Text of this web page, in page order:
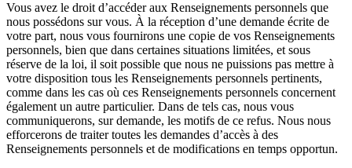
Vous avez le droit d’accéder aux Renseignements personnels que
nous possédons sur vous. À la réception d’une demande écrite de
votre part, nous vous fournirons une copie de vos Renseignements
personnels, bien que dans certaines situations limitées, et sous
réserve de la loi, il soit possible que nous ne puissions pas mettre à
votre disposition tous les Renseignements personnels pertinents,
comme dans les cas où ces Renseignements personnels concernent
également un autre particulier. Dans de tels cas, nous vous
communiquerons, sur demande, les motifs de ce refus. Nous nous
efforcerons de traiter toutes les demandes d’accès à des
Renseignements personnels et de modifications en temps opportun.